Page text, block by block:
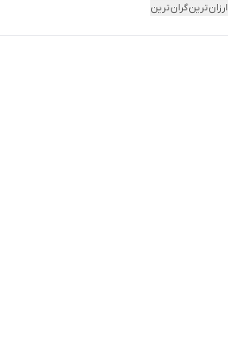
ارزان‌ترینگران‌ترین